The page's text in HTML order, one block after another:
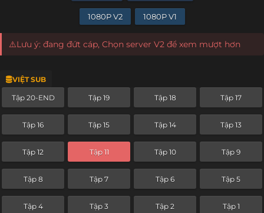
1080P V2 1080P V1
⚠️Lưu ý: đang đứt cáp, Chọn server V2 để xem mượt hơn
VIỆT SUB
Tập 20-END Tập 19 Tập 18 Tập 17
Tập 16 Tập 15 Tập 14 Tập 13
Tập 12 Tập 11 Tập 10 Tập 9
Tập 8 Tập 7 Tập 6 Tập 5
Tập 4 Tập 3 Tập 2 Tập 1